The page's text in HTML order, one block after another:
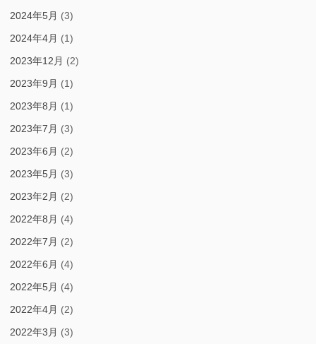
2024年5月 (3)
2024年4月 (1)
2023年12月 (2)
2023年9月 (1)
2023年8月 (1)
2023年7月 (3)
2023年6月 (2)
2023年5月 (3)
2023年2月 (2)
2022年8月 (4)
2022年7月 (2)
2022年6月 (4)
2022年5月 (4)
2022年4月 (2)
2022年3月 (3)